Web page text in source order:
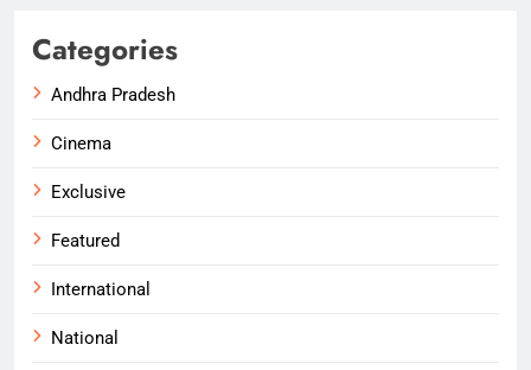
Categories
Andhra Pradesh
Cinema
Exclusive
Featured
International
National